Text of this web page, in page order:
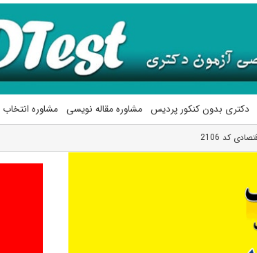
دکتری بدون کنکور پردیس مشاوره مقاله نویسی مشاوره